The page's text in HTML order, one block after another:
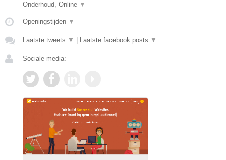
Onderhoud, Online ▼
Openingstijden ▼
Laatste tweets ▼ Laatste facebook posts ▼
Sociale media: